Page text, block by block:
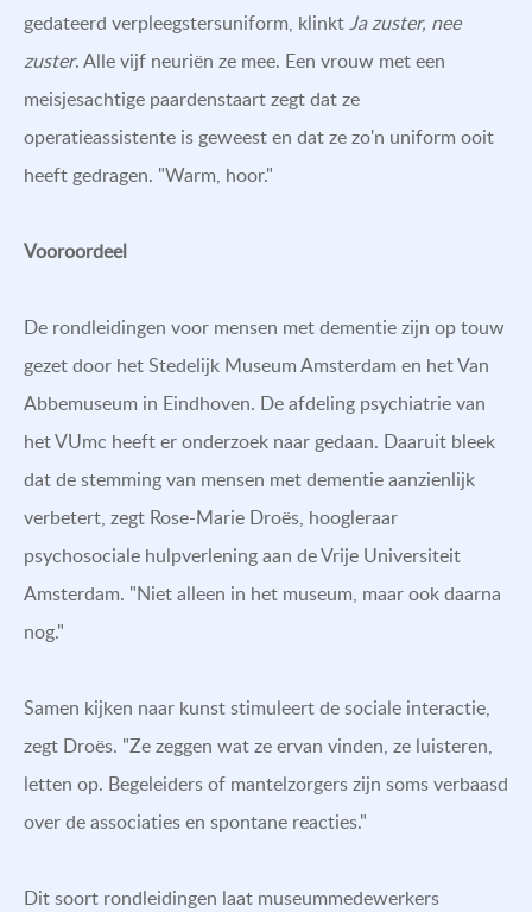
gedateerd verpleegstersuniform, klinktJa zuster, nee
zuster. Alle vijf neuriën ze mee. Een vrouw met een
meisjesachtige paardenstaart zegt dat ze
operatieassistente is geweest en dat ze zo'n uniform ooit
heeft gedragen. "Warm, hoor."
Vooroordeel
De rondleidingen voor mensen met dementie zijn op touw
gezet door het Stedelijk Museum Amsterdam en het Van
Abbemuseum in Eindhoven. De afdeling psychiatrie van
het VUmc heeft er onderzoek naar gedaan. Daaruit bleek
dat de stemming van mensen met dementie aanzienlijk
verbetert, zegt Rose-Marie Droës, hoogleraar
psychosociale hulpverlening aan de Vrije Universiteit
Amsterdam. "Niet alleen in het museum, maar ook daarna
nog."
Samen kijken naar kunst stimuleert de sociale interactie,
zegt Droës. "Ze zeggen wat ze ervan vinden, ze luisteren,
letten op. Begeleiders of mantelzorgers zijn soms verbaasd
over de associaties en spontane reacties."
Dit soort rondleidingen laat museummedewerkers